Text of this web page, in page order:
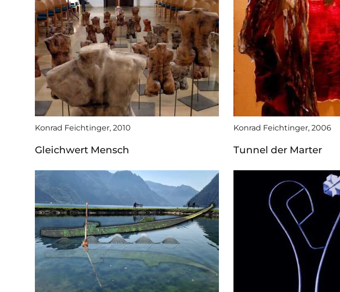
Konrad Feichtinger, 2010
Gleichwert Mensch
Konrad Feichtinger, 2006
Tunnel der Marter